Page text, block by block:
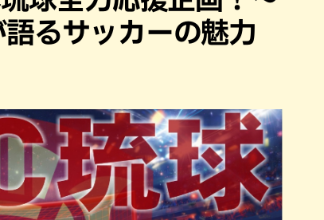
スイーツ
るサッカーの魅力